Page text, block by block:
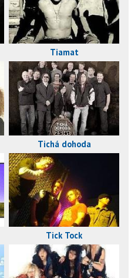
Tiamat
Tichá dohoda
Tick Tock